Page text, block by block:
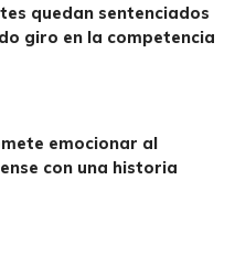
quedan sentenciados
giro en la competencia
emocionar al
con una historia